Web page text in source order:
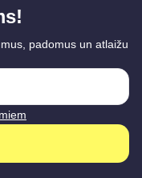
padomus un atlaižu